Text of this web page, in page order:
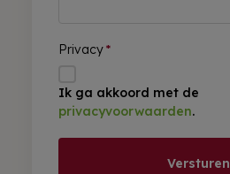
Privacy*
Ik ga akkoord met de
privacyvoorwaarden.
Versturen